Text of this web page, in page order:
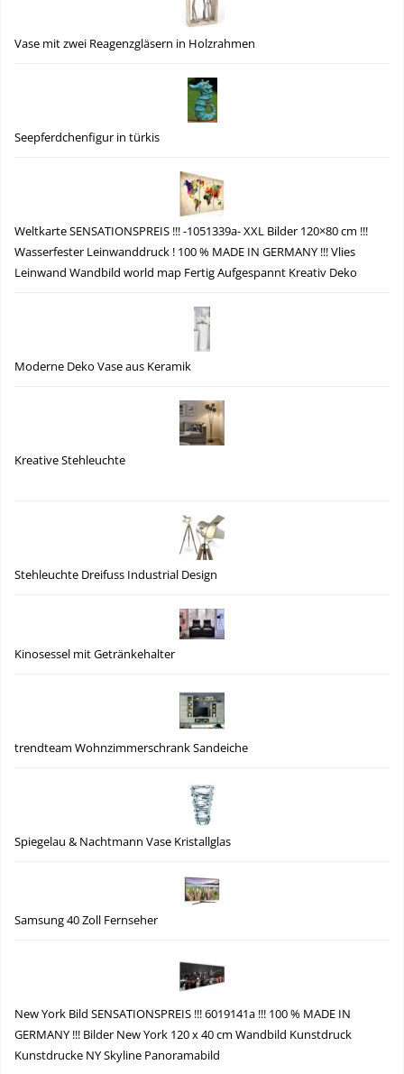
Vase mit zwei Reagenzgläsern in Holzrahmen
Seepferdchenfigur in türkis
Weltkarte SENSATIONSPREIS !!! -1051339a- XXL Bilder 120×80 cm !!!
Wasserfester Leinwanddruck ! 100 % MADE IN GERMANY !!! Vlies
Leinwand Wandbild world map Fertig Aufgespannt Kreativ Deko
Moderne Deko Vase aus Keramik
Kreative Stehleuchte
Stehleuchte Dreifuss Industrial Design
Kinosessel mit Getränkehalter
trendteam Wohnzimmerschrank Sandeiche
Spiegelau & Nachtmann Vase Kristallglas
Samsung 40 Zoll Fernseher
New York Bild SENSATIONSPREIS !!! 6019141a !!! 100 % MADE IN
GERMANY !!! Bilder New York 120 x 40 cm Wandbild Kunstdruck
Kunstdrucke NY Skyline Panoramabild